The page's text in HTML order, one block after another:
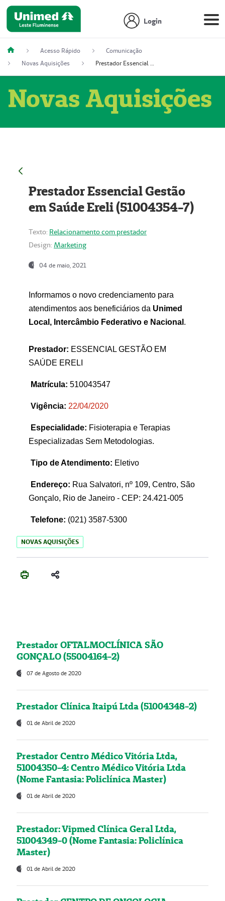
Login
Acesso Rápido
Comunicação
Novas Aquisições
Prestador Essencial Gestão em Saúde Ereli (51004354-7)
Novas Aquisições
Prestador Essencial Gestão
em Saúde Ereli (51004354-7)
Texto: Relacionamento com prestador
Design: Marketing
04 de maio, 2021
Informamos o novo credenciamento para
atendimentos aos beneficiários da Unimed
Local, Intercâmbio Federativo e Nacional .
Prestador: ESSENCIAL GESTÃO EM
SAÚDE ERELI
Matrícula: 510043547
Vigência: 22/04/2020
Especialidade: Fisioterapia e Terapias
Especializadas Sem Metodologias.
Tipo de Atendimento: Eletivo
Endereço: Rua Salvatori, nº 109, Centro, São
Gonçalo, Rio de Janeiro - CEP: 24.421-005
Telefone: (021) 3587-5300
NOVAS AQUISIÇÕES
Prestador OFTALMOCLÍNICA SÃO
GONÇALO (55004164-2)
07 de Agosto de 2020
Prestador Clínica Itaipú Ltda (51004348-2)
01 de Abril de 2020
Prestador Centro Médico Vitória Ltda,
51004350-4: Centro Médico Vitória Ltda
(Nome Fantasia: Policlínica Master)
01 de Abril de 2020
Prestador: Vipmed Clínica Geral Ltda,
51004349-0 (Nome Fantasia: Policlínica
Master)
01 de Abril de 2020